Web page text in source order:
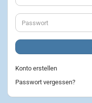
Mail-
Adresse
Passwort
Konto erstellen
Passwort vergessen?